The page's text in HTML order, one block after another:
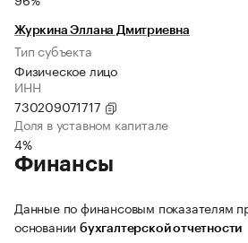
Журкина Эллана Дмитриевна
Тип субъекта
Физическое лицо
ИНН
730209071717
Доля в уставном капитале
4%
Финансы
Данные по финансовым показателям
основании бухгалтерской отчетности